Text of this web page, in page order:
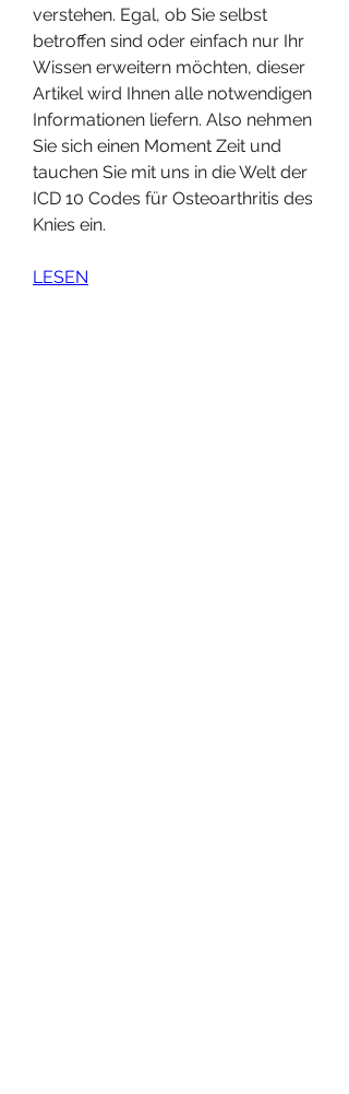
verstehen. Egal, ob Sie selbst
betroffen sind oder einfach nur Ihr
Wissen erweitern möchten, dieser
Artikel wird Ihnen alle notwendigen
Informationen liefern. Also nehmen
Sie sich einen Moment Zeit und
tauchen Sie mit uns in die Welt der
ICD 10 Codes für Osteoarthritis des
Knies ein.
LESEN